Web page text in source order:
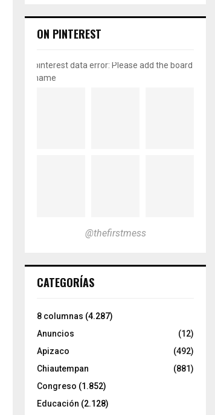
ON PINTEREST
pinterest data error: Please add the board
name
@thefirstmess
CATEGORÍAS
8 columnas (4.287)
Anuncios
(12)
Apizaco
(492)
Chiautempan
(881)
Congreso (1.852)
Educación (2.128)